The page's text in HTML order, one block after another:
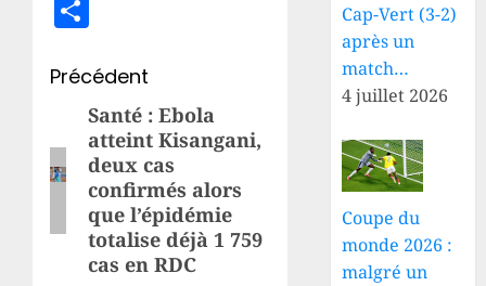
Navigation
d’article
Précédent
Article
précédent:
Santé : Ebola
atteint Kisangani,
deux cas
confirmés alors
que l’épidémie
totalise déjà 1 759
cas en RDC
Cap-Vert (3-2)
après un
match…
4 juillet 2026
Coupe du
monde 2026 :
malgré un